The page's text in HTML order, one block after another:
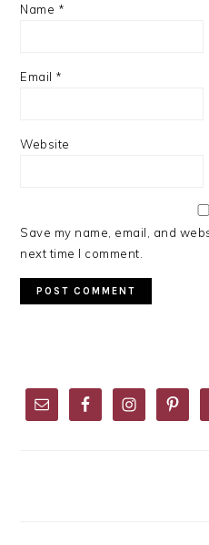
Name *
Email *
Website
Save my name, email, and
next time I comment.
SIDEBAR